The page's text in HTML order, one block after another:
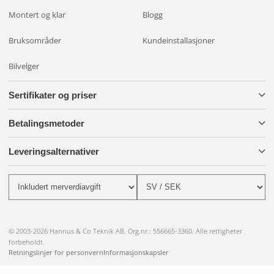
oss.
Montert og klar Blogg
Bruksområder Kundeinstallasjoner
Bilvelger
Sertifikater og priser
Betalingsmetoder
Leveringsalternativer
© 2003-2026 Hannus & Co Teknik AB. Org.nr.: 556665-3360. Alle rettigheter
forbeholdt.
Retningslinjer for personvernInformasjonskapsler